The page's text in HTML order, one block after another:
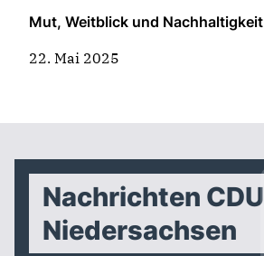
Mut, Weitblick und Nachhaltigkeit
22. Mai 2025
Nachrichten CDU
Niedersachsen